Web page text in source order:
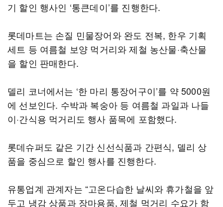
기 할인 행사인 ‘통큰데이’를 진행한다.
롯데마트는 손질 민물장어와 완도 전복, 한우 기획
세트 등 여름철 보양 먹거리와 제철 농산물·축산물
을 할인 판매한다.
델리 코너에서는 ‘한 마리 통장어구이’를 약 5000원
에 선보인다. 수박과 복숭아 등 여름철 과일과 나들
이·간식용 먹거리도 행사 품목에 포함했다.
롯데슈퍼도 같은 기간 신선식품과 간편식, 델리 상
품을 중심으로 할인 행사를 진행한다.
유통업계 관계자는 “고온다습한 날씨와 휴가철을 앞
두고 냉감 상품과 장마용품, 제철 먹거리 수요가 함